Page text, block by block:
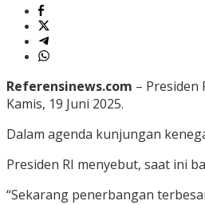
Referensinews.com – Presiden
Kamis, 19 Juni 2025.
Dalam agenda kunjungan
Presiden RI menyebut, saat ini
“Sekarang penerbangan